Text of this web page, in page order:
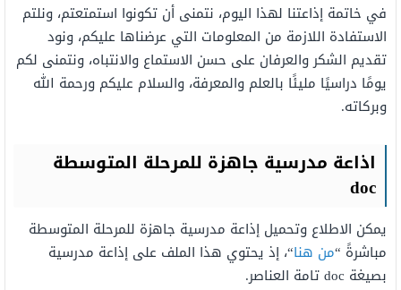
في خاتمة إذاعتنا لهذا اليوم، نتمنى أن تكونوا استمتعتم، ونلتم
الاستفادة اللازمة من المعلومات التي عرضناها عليكم، ونود
تقديم الشكر والعرفان على حسن الاستماع والانتباه، ونتمنى لكم
يومًا دراسيًا مليئًا بالعلم والمعرفة، والسلام عليكم ورحمة الله
وبركاته.
اذاعة مدرسية جاهزة للمرحلة المتوسطة
doc
يمكن الاطلاع وتحميل إذاعة مدرسية جاهزة للمرحلة المتوسطة
مباشرةً “من هنا“، إذ يحتوي هذا الملف على إذاعة مدرسية
بصيغة doc تامة العناصر.